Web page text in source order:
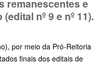
remanescentes e
nº 9 e nº 11).
por meio da Pró-Reitoria
finais dos editais de